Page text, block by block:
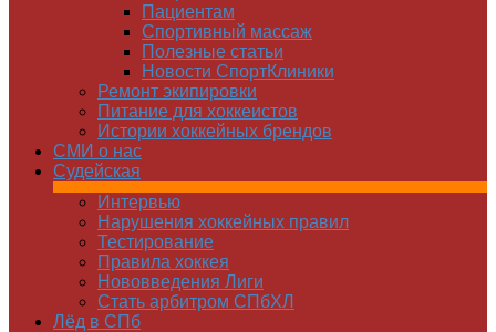
Пациентам
Спортивный массаж
Полезные статьи
Новости СпортКлиники
Ремонт экипировки
Питание для хоккеистов
Истории хоккейных брендов
СМИ о нас
Судейская
Интервью
Нарушения хоккейных правил
Тестирование
Правила хоккея
Нововведения Лиги
Стать арбитром СПбХЛ
Лёд в СПб